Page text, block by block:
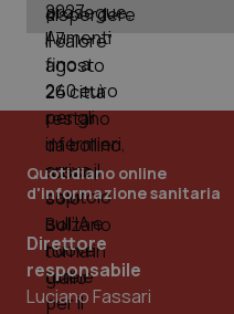
Quotidiano online
d'informazione sanitaria
Direttore
responsabile
Luciano Fassari